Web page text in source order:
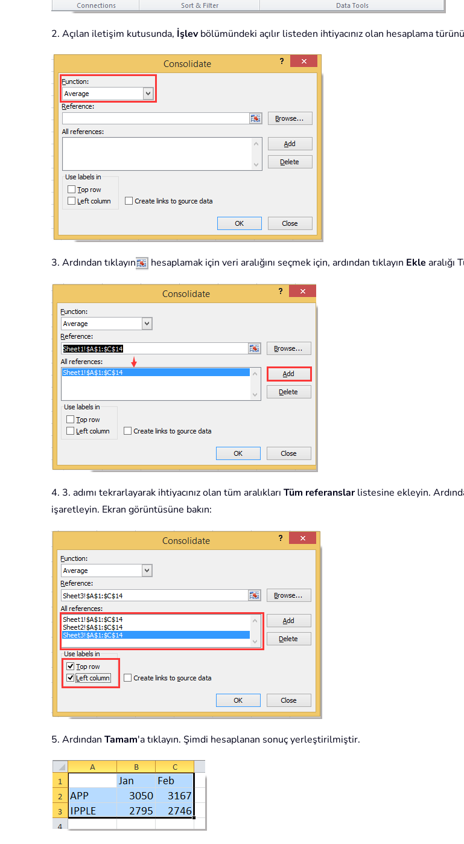
2. Açılan iletişim kutusunda, İşlevbölümündeki açılır listeden ihtiyacınız olan hesaplama
3. Ardından tıklayın hesaplamak için veri aralığını seçmek için, ardından tıklayın Ekle aralığı
4. 3. adımı tekrarlayarak ihtiyacınız olan tüm aralıkları Tüm referanslarlistesine ekleyin.
işaretleyin. Ekran görüntüsüne bakın:
5. Ardından Tamam'a tıklayın. Şimdi hesaplanan sonuç yerleştirilmiştir.